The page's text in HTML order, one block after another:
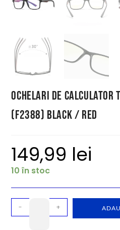
Ochelari de Calculator
(F2388) Black / Red
149,99 lei
10 în stoc
- +